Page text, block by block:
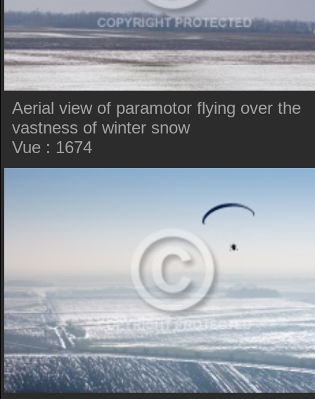
Aerial view of paramotor flying over the
vastness of winter snow
Vue : 1674